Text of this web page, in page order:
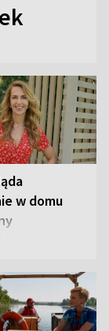
w domu
Lisieckiej.